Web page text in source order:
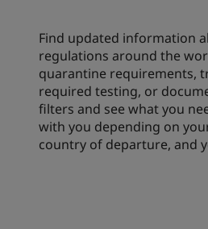
Find updated information
regulations around the
quarantine requirements,
required testing, or
filters and see what you
with you depending on
country of departure, and